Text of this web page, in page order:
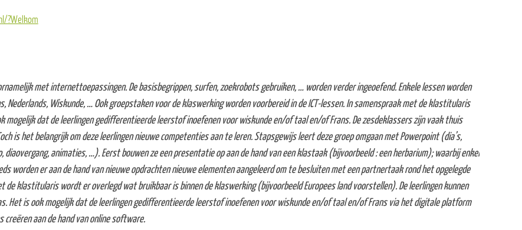
?Welkom
met internettoepassingen. De basisbegrippen, surfen, zoekrobots gebruiken, … worden verder ingeoefend. Enkele lessen worden
Nederlands, Wiskunde, … Ook groepstaken voor de klaswerking worden voorbereid in de ICT-lessen. In samenspraak met de klastitularis
mogelijk dat de leerlingen gedifferentieerde leerstof inoefenen voor wiskunde en/of taal en/of Frans. De zesdeklassers zijn vaak thuis
is het belangrijk om deze leerlingen nieuwe competenties aan te leren. Stapsgewijs leert deze groep omgaan met Powerpoint (dia’s,
animaties, …). Eerst bouwen ze een presentatie op aan de hand van een klastaak (bijvoorbeeld : een herbarium); waarbij enkel
worden er aan de hand van nieuwe opdrachten nieuwe elementen aangeleerd om te besluiten met een partnertaak rond het opgelegde
de klastitularis wordt er overlegd wat bruikbaar is binnen de klaswerking (bijvoorbeeld Europees land voorstellen). De leerlingen kunnen
Het is ook mogelijk dat de leerlingen gedifferentieerde leerstof inoefenen voor wiskunde en/of taal en/of Frans via het digitale platform
aan de hand van online software.